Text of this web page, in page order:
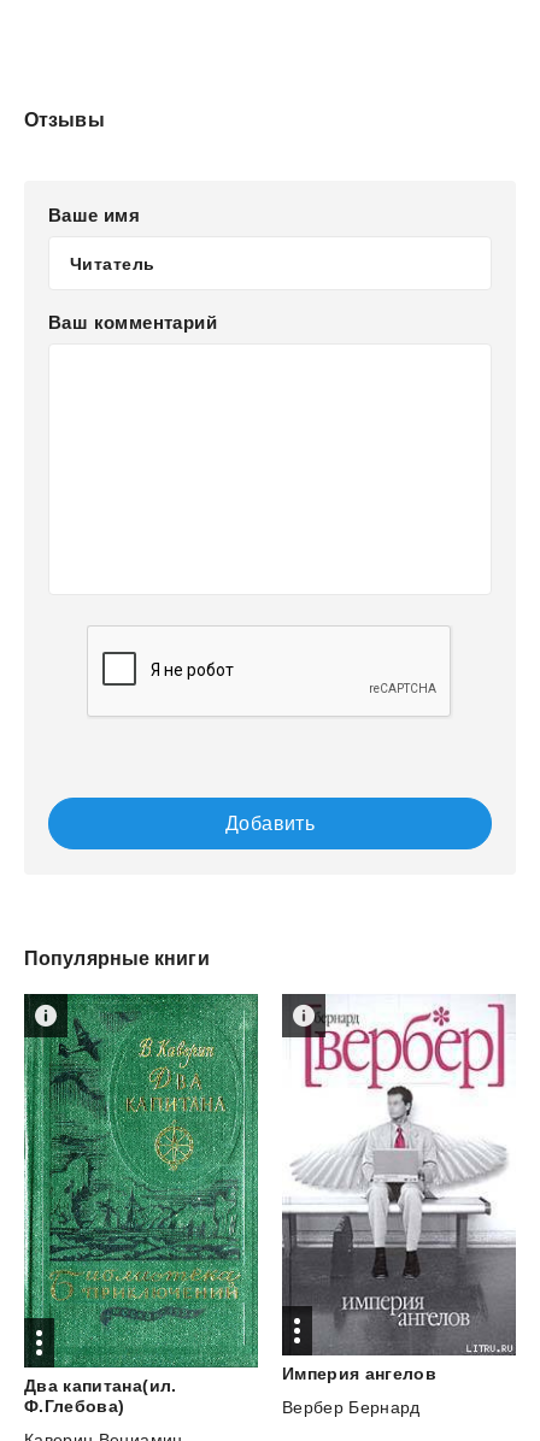
Отзывы
Ваше имя
Ваш комментарий
Добавить
Популярные книги
Два капитана(ил.
Ф.Глебова)
Империя ангелов
Вербер Бернард